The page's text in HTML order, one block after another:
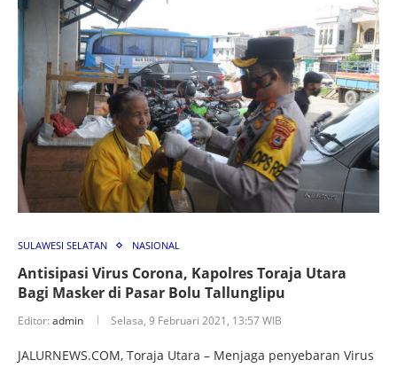
SULAWESI SELATAN NASIONAL
Antisipasi Virus Corona, Kapolres Toraja Utara
Bagi Masker di Pasar Bolu Tallunglipu
Editor: admin Selasa, 9 Februari 2021, 13:57 WIB
JALURNEWS.COM, Toraja Utara – Menjaga penyebaran Virus